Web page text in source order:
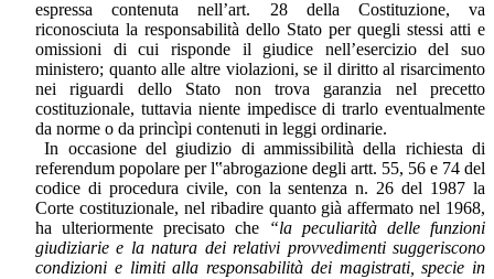
espressa contenuta nell’art. 28 della Costituzione, va
riconosciuta la responsabilità dello Stato per quegli stessi atti e
omissioni di cui risponde il giudice nell’esercizio del suo
ministero; quanto alle altre violazioni, se il diritto al risarcimento
nei riguardi dello Stato non trova garanzia nel precetto
costituzionale, tuttavia niente impedisce di trarlo eventualmente
da norme o da princìpi contenuti in leggi ordinarie.
In occasione del giudizio di ammissibilità della richiesta di
referendum popolare per l‟abrogazione degli artt. 55, 56 e 74 del
codice di procedura civile, con la sentenza n. 26 del 1987 la
Corte costituzionale, nel ribadire quanto già affermato nel 1968,
ha ulteriormente precisato che
“la peculiarità delle funzioni
giudiziarie e la natura dei relativi provvedimenti suggeriscono
condizioni e limiti alla responsabilità dei magistrati, specie in